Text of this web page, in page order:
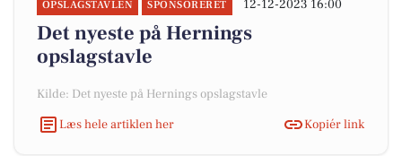
OPSLAGSTAVLEN SPONSORERET 12-12-2023 16:00
Det nyeste på Hernings
opslagstavle
Kilde: Det nyeste på Hernings opslagstavle
Læs hele artiklen her
Kopiér link